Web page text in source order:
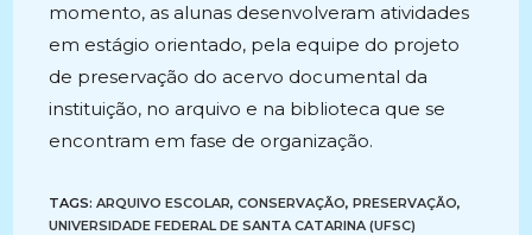
momento, as alunas desenvolveram atividades
em estágio orientado, pela equipe do projeto
de preservação do acervo documental da
instituição, no arquivo e na biblioteca que se
encontram em fase de organização.
TAGS:ARQUIVO ESCOLAR, CONSERVAÇÃO, PRESERVAÇÃO,
UNIVERSIDADE FEDERAL DE SANTA CATARINA (UFSC)